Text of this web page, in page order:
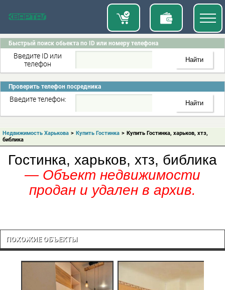
Быстрый поиск обьекта по ID или номеру телефона
Введите ID или
телефон
Проверить телефон посредника
Введите телефон:
Недвижимость Харькова > Купить Гостинка > Купить Гостинка, харьков, хтз,
библика
Гостинка, харьков, хтз, библика
— Объект недвижимости
продан и удален в архив.
ПОХОЖИЕ ОБЪЕКТЫ